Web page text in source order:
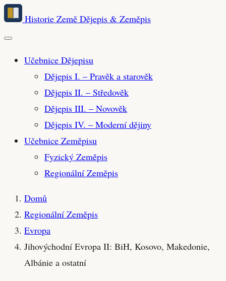
Přeskočit
hlavní
obsah
Historie Země Dějepis & Zeměpis
Učebnice Dějepisu
Dějepis I. – Pravěk a starověk
Dějepis II. – Středověk
Dějepis III. – Novověk
Dějepis IV. – Moderní dějiny
Učebnice Zeměpisu
Fyzický Zeměpis
Regionální Zeměpis
Domů
Regionální Zeměpis
Evropa
Jihovýchodní Evropa II: BiH, Kosovo, Makedonie,
Albánie a ostatní